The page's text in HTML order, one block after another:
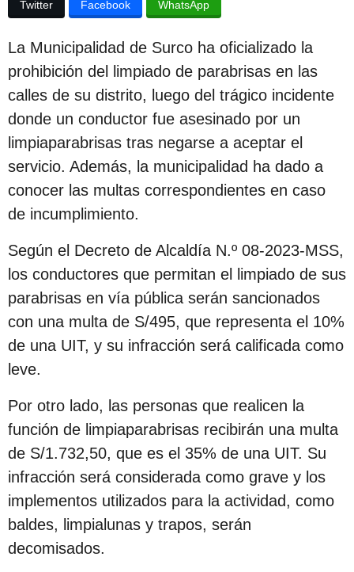
i
n
3
a
ñ
o
s
d
e
s
d
e
l
a
p
b
l
i
c
a
c
i
Twitter Facebook WhatsApp
La Municipalidad de Surco ha oficializado la
prohibición del limpiado de parabrisas en las
calles de su distrito, luego del trágico incidente
donde un conductor fue asesinado por un
limpiaparabrisas tras negarse a aceptar el
servicio. Además, la municipalidad ha dado a
conocer las multas correspondientes en caso
de incumplimiento.
Según el Decreto de Alcaldía N.º 08-2023-MSS,
los conductores que permitan el limpiado de sus
parabrisas en vía pública serán sancionados
con una multa de S/495, que representa el 10%
de una UIT, y su infracción será calificada como
leve.
Por otro lado, las personas que realicen la
función de limpiaparabrisas recibirán una multa
de S/1.732,50, que es el 35% de una UIT. Su
infracción será considerada como grave y los
implementos utilizados para la actividad, como
baldes, limpialunas y trapos, serán
decomisados.